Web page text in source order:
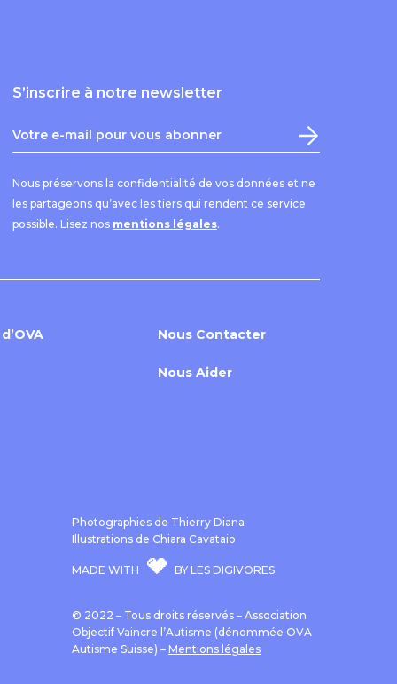
S’inscrire à notre newsletter
Nous préservons la confidentialité de vos données et ne
les partageons qu’avec les tiers qui rendent ce service
possible. Lisez nos mentions légales.
Nous Contacter
Nous Aider
Photographies de Thierry Diana
Illustrations de Chiara Cavataio
MADE WITH BY LES DIGIVORES
© 2022 – Tous droits réservés – Association
Objectif Vaincre l’Autisme (dénommée OVA
Autisme Suisse) – Mentions légales